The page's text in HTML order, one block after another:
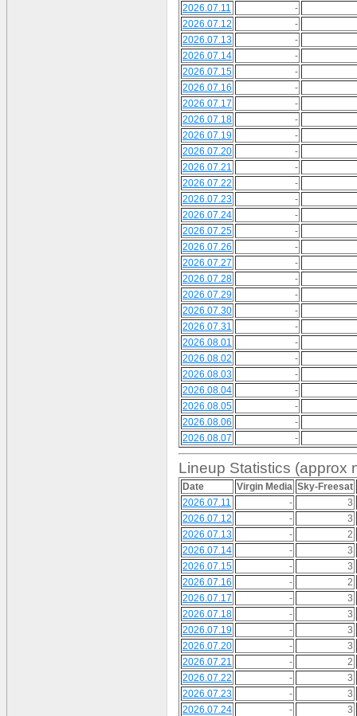
2026.07.11
-
2026.07.12
-
2026.07.13
-
2026.07.14
-
2026.07.15
-
2026.07.16
-
2026.07.17
-
2026.07.18
-
2026.07.19
-
2026.07.20
-
2026.07.21
-
2026.07.22
-
2026.07.23
-
2026.07.24
-
2026.07.25
-
2026.07.26
-
2026.07.27
-
2026.07.28
-
2026.07.29
-
2026.07.30
-
2026.07.31
-
2026.08.01
-
2026.08.02
-
2026.08.03
-
2026.08.04
-
2026.08.05
-
2026.08.06
-
2026.08.07
-
Lineup Statistics (approx
Date Virgin Media Sky-Freesat
2026.07.11
-
3
2026.07.12
-
3
2026.07.13
-
2
2026.07.14
-
3
2026.07.15
-
3
2026.07.16
-
2
2026.07.17
-
3
2026.07.18
-
3
2026.07.19
-
3
2026.07.20
-
3
2026.07.21
-
2
2026.07.22
-
3
2026.07.23
-
3
2026.07.24
-
3